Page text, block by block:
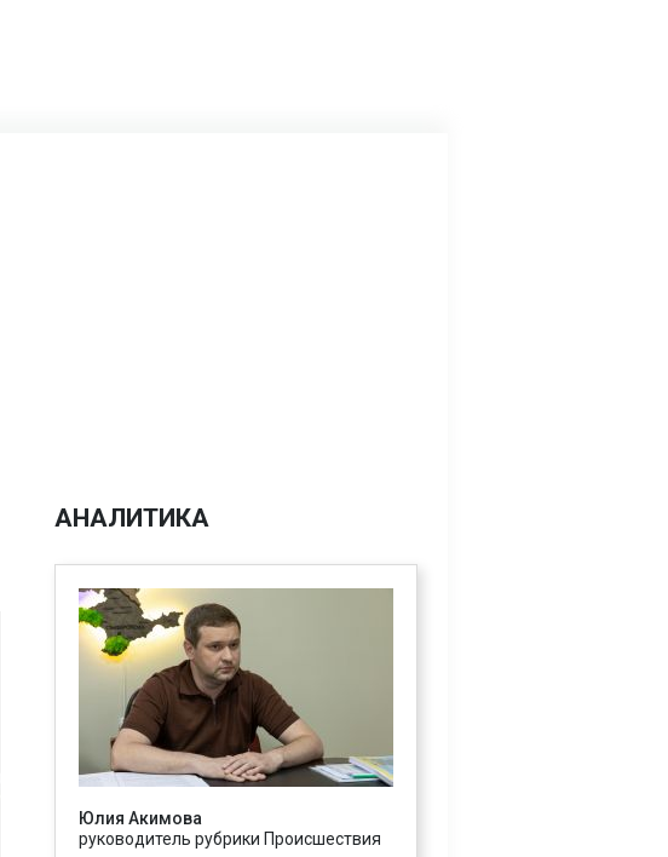
АНАЛИТИКА
Юлия Акимова
руководитель рубрики Происшествия